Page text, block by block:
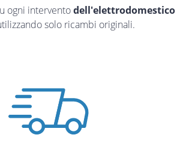
ogni interventodell'elettrodomestico
solo ricambi originali.